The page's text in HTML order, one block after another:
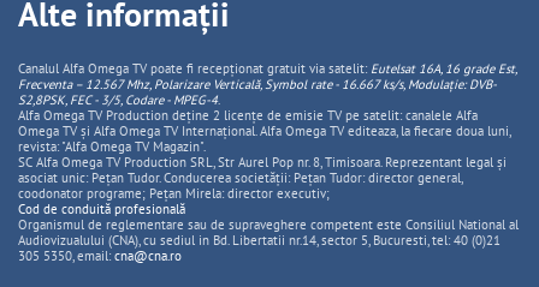
Alte informații
Canalul Alfa Omega TV poate fi recepționat gratuit via satelit: Eutelsat 16A, 16 grade Est,
Frecventa – 12.567 Mhz, PolarizareVerticală, Symbol rate - 16.667 ks/s, Modulație: DVB-
S2,8PSK, FEC - 3/5, Codare - MPEG-4.
Alfa Omega TV Production deține 2 licențe de emisie TV pe satelit: canalele Alfa
Omega TV și Alfa Omega TV Internațional. Alfa Omega TV editeaza, la fiecare doua luni,
revista: "Alfa Omega TV Magazin".
SC Alfa Omega TV Production SRL, Str Aurel Pop nr. 8, Timisoara. Reprezentant legal și
asociat unic: Pețan Tudor. Conducerea societății: Pețan Tudor: director general,
coodonator programe; Pețan Mirela: director executiv;
Cod de conduită profesională
Organismul de reglementare sau de supraveghere competent este Consiliul National al
Audiovizualului (CNA), cu sediul in Bd. Libertatii nr.14, sector 5, Bucuresti, tel: 40 (0)21
305 5350, email: cna@cna.ro